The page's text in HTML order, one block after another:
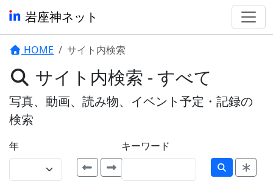
岩座神ネット
HOME サイト内検索
サイト内検索 - すべて
写真、動画、読み物、イベント予定・記録の
検索
年 キーワード